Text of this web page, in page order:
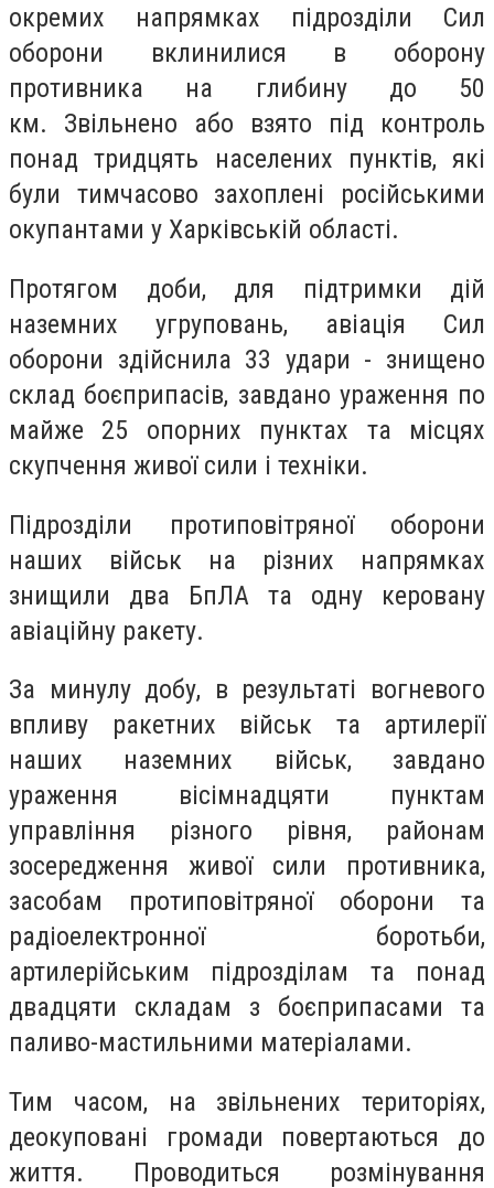
окремих напрямках підрозділи Сил
оборони вклинилися в оборону
противника на глибину до 50
км. Звільнено або взято під контроль
понад тридцять населених пунктів, які
були тимчасово захоплені російськими
окупантами у Харківській області.
Протягом доби, для підтримки дій
наземних угруповань, авіація Сил
оборони здійснила 33 удари - знищено
склад боєприпасів, завдано ураження по
майже 25 опорних пунктах та місцях
скупчення живої сили і техніки.
Підрозділи протиповітряної оборони
наших військ на різних напрямках
знищили два БпЛА та одну керовану
авіаційну ракету.
За минулу добу, в результаті вогневого
впливу ракетних військ та артилерії
наших наземних військ, завдано
ураження вісімнадцяти пунктам
управління різного рівня, районам
зосередження живої сили противника,
засобам протиповітряної оборони та
радіоелектронної боротьби,
артилерійським підрозділам та понад
двадцяти складам з боєприпасами та
паливо-мастильними матеріалами.
Тим часом, на звільнених територіях,
деокуповані громади повертаються до
життя. Проводиться розмінування